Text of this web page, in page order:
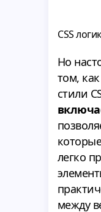
CSS
Но
том,
стили
легко
между